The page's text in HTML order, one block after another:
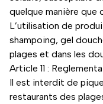
quelque manière
L’utilisation de
shampoing, gel
plages et dans les
Article 11 :
Il est interdit de
restaurants des